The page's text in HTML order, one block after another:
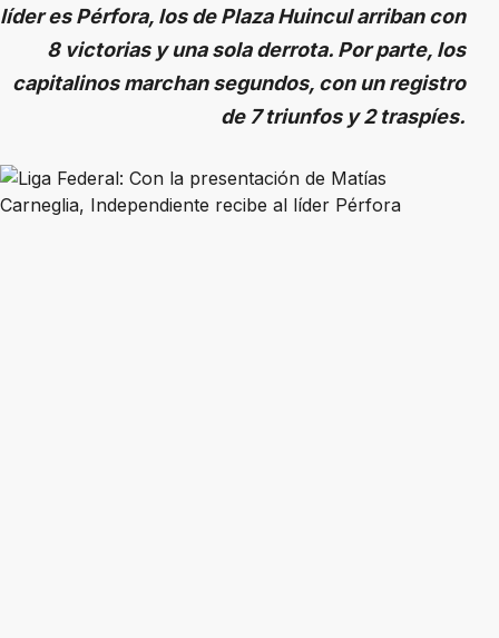
líder es Pérfora, los de Plaza Huincul arriban con
8 victorias y una sola derrota. Por parte, los
capitalinos marchan segundos, con un registro
de 7 triunfos y 2 traspíes.